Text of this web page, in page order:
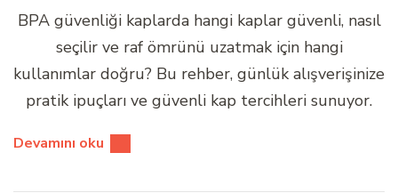
BPA güvenliği kaplarda hangi kaplar güvenli, nasıl
seçilir ve raf ömrünü uzatmak için hangi
kullanımlar doğru? Bu rehber, günlük alışverişinize
pratik ipuçları ve güvenli kap tercihleri sunuyor.
Devamını oku